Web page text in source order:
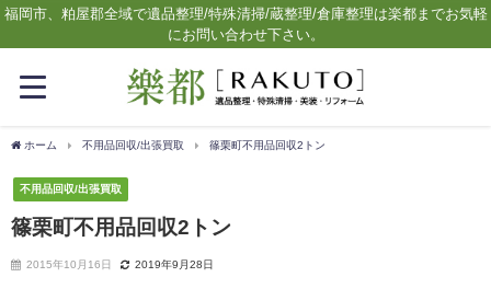
福岡市、粕屋郡全域で遺品整理/特殊清掃/蔵整理/倉庫整理は楽都までお気軽
にお問い合わせ下さい。
ホーム 不用品回収/出張買取 篠栗町不用品回収2トン
不用品回収/出張買取
篠栗町不用品回収2トン
2015年10月16日 2019年9月28日